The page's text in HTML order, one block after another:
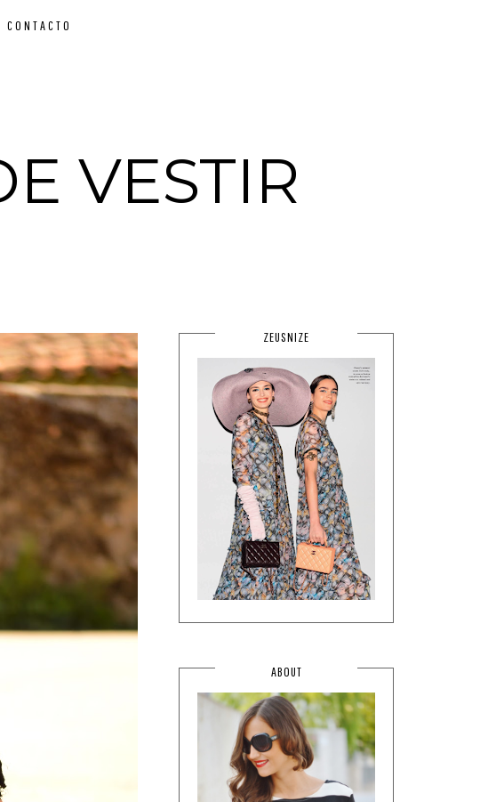
VESTIR
CONTACTO
ZEUSNIZE
ABOUT